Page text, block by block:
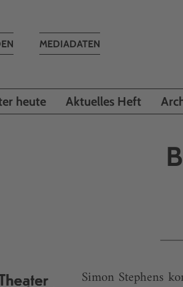
MEDIADATEN
heute Aktuelles Heft
Simon Stephens